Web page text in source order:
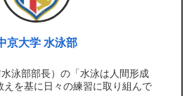
京大学 水泳部
泳部部長）の「水泳は人間形成
えを基に日々の練習に取り組んで